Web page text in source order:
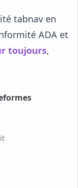
tabnav en
ADA et
toujours,